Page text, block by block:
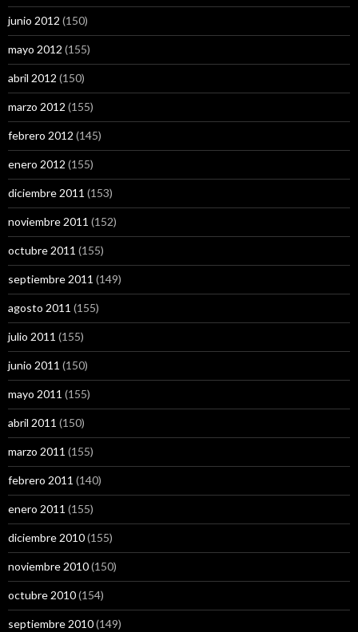
junio 2012 (150)
mayo 2012 (155)
abril 2012 (150)
marzo 2012 (155)
febrero 2012 (145)
enero 2012 (155)
diciembre 2011 (153)
noviembre 2011 (152)
octubre 2011 (155)
septiembre 2011 (149)
agosto 2011 (155)
julio 2011 (155)
junio 2011 (150)
mayo 2011 (155)
abril 2011 (150)
marzo 2011 (155)
febrero 2011 (140)
enero 2011 (155)
diciembre 2010(155)
noviembre 2010(150)
octubre 2010(154)
septiembre 2010(149)